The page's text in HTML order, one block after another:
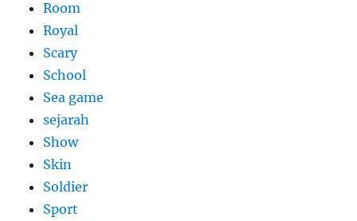
Room
Royal
Scary
School
Sea game
sejarah
Show
Skin
Soldier
Sport